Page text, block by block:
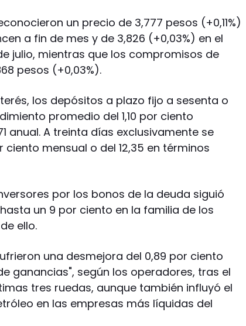
un precio de 3,777 pesos (+0,11%)
a fin de mes y de 3,826 (+0,03%) en el
julio, mientras que los compromisos de
pesos (+0,03%).
los depósitos a plazo fijo a sesenta o
promedio del 1,10 por ciento
anual. A treinta días exclusivamente se
ciento mensual o del 12,35 en términos
por los bonos de la deuda siguió
un 9 por ciento en la familia de los
ello.
una desmejora del 0,89 por ciento
ganancias", según los operadores, tras el
tres ruedas, aunque también influyó el
en las empresas más líquidas del